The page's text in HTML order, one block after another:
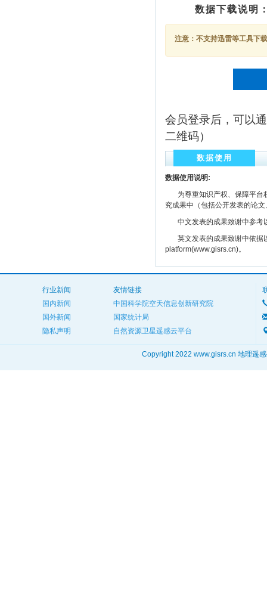
数据下载说明
注意：不支持迅雷等工具下
会员登录后，可以
二维码）
数据使用
数据使用说明:
为尊重知识产权、保障平台
究成果中（包括公开发表的论
中文发表的成果致谢中参考
英文发表的成果致谢中依据
platform(www.gisrs.cn)。
行业新闻
国内新闻
国外新闻
隐私声明
友情链接
中国科学院空天信息创新研究院
国家统计局
自然资源卫星遥感云平台
Copyright 2022 www.gisrs.cn 地理遥